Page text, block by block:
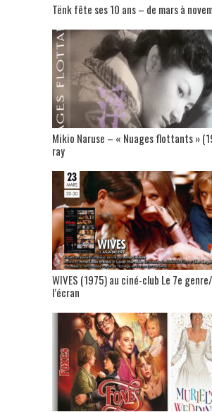
Tënk fête ses 10 ans – de mars à
Mikio Naruse – « Nuages flottants »
ray
WIVES (1975) au ciné-club Le 7e
l’écran